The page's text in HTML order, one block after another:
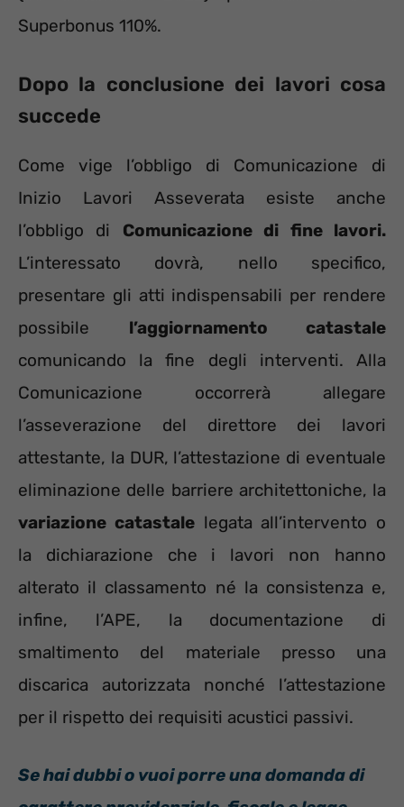
Superbonus 110%.
Dopo la conclusione dei lavori cosa
succede
Come vige l’obbligo di Comunicazione di
Inizio Lavori Asseverata esiste anche
l’obbligo di Comunicazione di fine lavori.
L’interessato dovrà, nello specifico,
presentare gli atti indispensabili per rendere
possibile l’aggiornamento catastale
comunicando la fine degli interventi. Alla
Comunicazione occorrerà allegare
l’asseverazione del direttore dei lavori
attestante, la DUR, l’attestazione di eventuale
eliminazione delle barriere architettoniche, la
variazione catastalelegata all’intervento o
la dichiarazione che i lavori non hanno
alterato il classamento né la consistenza e,
infine, l’APE, la documentazione di
smaltimento del materiale presso una
discarica autorizzata nonché l’attestazione
per il rispetto dei requisiti acustici passivi.
Se hai dubbi o vuoi porre una domanda di